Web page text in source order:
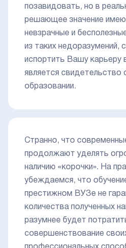
позавидовать, но в
решающее значение
невзрачные и
из таких недоразумений,
испортить Вашу карьеру
является свидетельство
образовании.
Странно, что
продолжают уделять
наличию «корочки». На
убеждаемся, что
престижном ВУЗе не
количества полученных
разумнее будет
совершенствование